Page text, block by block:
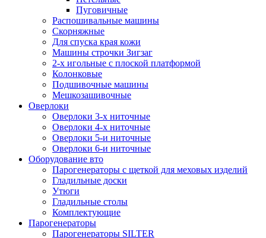
Пуговичные
Распошивальные машины
Скорняжные
Для спуска края кожи
Машины строчки Зигзаг
2-х игольные с плоской платформой
Колонковые
Подшивочные машины
Мешкозашивочные
Оверлоки
Оверлоки 3-х ниточные
Оверлоки 4-х ниточные
Оверлоки 5-и ниточные
Оверлоки 6-и ниточные
Оборудование вто
Парогенераторы с щеткой для меховых изделий
Гладильные доски
Утюги
Гладильные столы
Комплектующие
Парогенераторы
Парогенераторы SILTER